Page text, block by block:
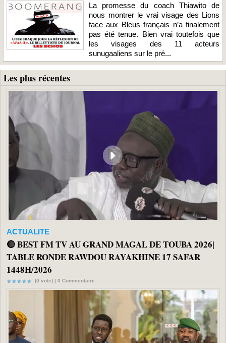
La promesse du coach Thiawito de
nous montrer le vrai visage des Lions
face aux Bleus français n’a finalement
pas été tenue. Bien vrai toutefois que
les visages des 11 acteurs
sunugaaliens sur le pré...
Les plus récentes
ACTUALITE
🔴 BEST FM TV AU GRAND MAGAL DE TOUBA 2026|
TABLE RONDE RAWDOU RAYAKHINE 17 SAFAR
1448H/2026
(0 vote) | 0 Commentaire